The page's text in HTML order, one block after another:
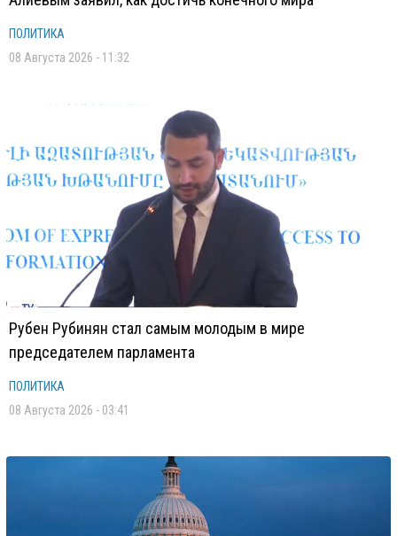
ПОЛИТИКА
08 Августа 2026 - 11:32
Рубен Рубинян стал самым молодым в мире
председателем парламента
ПОЛИТИКА
08 Августа 2026 - 03:41